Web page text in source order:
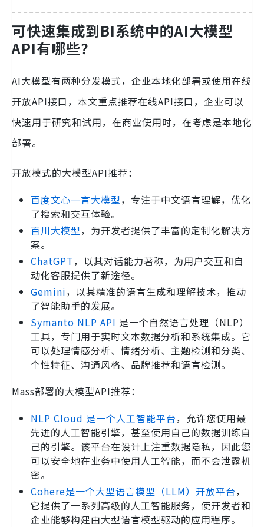
可快速集成到BI系统中的AI大模型
API有哪些？
AI大模型有两种分发模式，企业本地化部署或使用在线
开放API接口，本文重点推荐在线API接口，企业可以
快速用于研究和试用，在商业使用时，在考虑是本地化
部署。
开放模式的大模型API推荐：
百度文心一言大模型，专注于中文语言理解，优化
了搜索和交互体验。
百川大模型，为开发者提供了丰富的定制化解决方
案。
ChatGPT，以其对话能力著称，为用户交互和自
动化客服提供了新途径。
Gemini，以其精准的语言生成和理解技术，推动
了智能助手的发展。
Symanto NLP API 是一个自然语言处理（NLP）
工具，专门用于实时文本数据分析和系统集成。它
可以处理情感分析、情绪分析、主题检测和分类、
个性特征、沟通风格、品牌推荐和语言检测。
Mass部署的大模型API推荐：
NLP Cloud 是一个人工智能平台，允许您使用最
先进的人工智能引擎，甚至使用自己的数据训练自
己的引擎。该平台在设计上注重数据隐私，因此您
可以安全地在业务中使用人工智能，而不会泄露机
密。
Cohere是一个大型语言模型（LLM）开放平台，
它提供了一系列高级的人工智能服务，使开发者和
企业能够构建由大型语言模型驱动的应用程序。